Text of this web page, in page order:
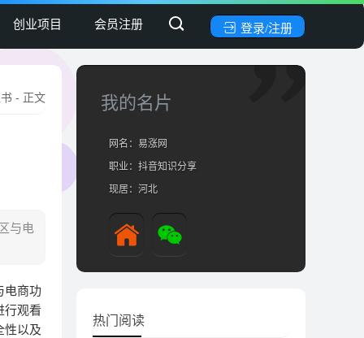
创业项目 会员注册 登录/注册
- 正文
与电
电商功
行观看
性以及
我的名片
网名：易涨网
职业：抖音知识分享
现居：河北
热门阅读